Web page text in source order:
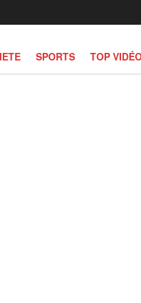
SPORTS TOP